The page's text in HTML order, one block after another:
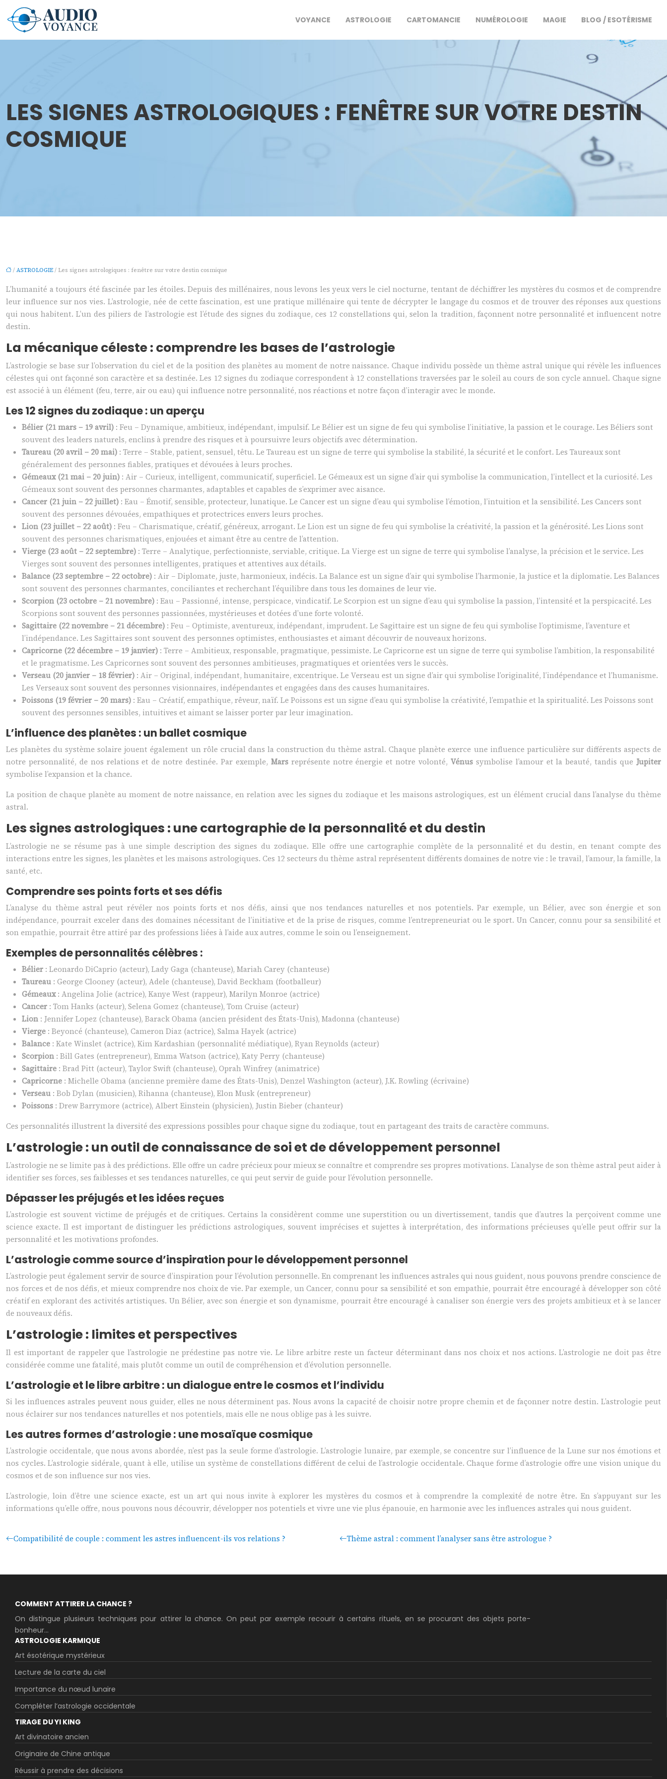
VOYANCE ASTROLOGIE CARTOMANCIE NUMÉROLOGIE MAGIE BLOG / ESOTÉRISME
LES SIGNES ASTROLOGIQUES : FENÊTRE SUR VOTRE DESTIN
COSMIQUE
/ ASTROLOGIE / Les signes astrologiques : fenêtre sur votre destin cosmique
L’humanité a toujours été fascinée par les étoiles. Depuis des millénaires, nous levons les yeux vers le ciel nocturne, tentant de déchiffrer les mystères du cosmos et de comprendre
leur influence sur nos vies. L’astrologie, née de cette fascination, est une pratique millénaire qui tente de décrypter le langage du cosmos et de trouver des réponses aux questions
qui nous habitent. L’un des piliers de l’astrologie est l’étude des signes du zodiaque, ces 12 constellations qui, selon la tradition, façonnent notre personnalité et influencent notre
destin.
La mécanique céleste : comprendre les bases de l’astrologie
L’astrologie se base sur l’observation du ciel et de la position des planètes au moment de notre naissance. Chaque individu possède un thème astral unique qui révèle les influences
célestes qui ont façonné son caractère et sa destinée. Les 12 signes du zodiaque correspondent à 12 constellations traversées par le soleil au cours de son cycle annuel. Chaque signe
est associé à un élément (feu, terre, air ou eau) qui influence notre personnalité, nos réactions et notre façon d’interagir avec le monde.
Les 12 signes du zodiaque : un aperçu
Bélier (21 mars – 19 avril) : Feu – Dynamique, ambitieux, indépendant, impulsif. Le Bélier est un signe de feu qui symbolise l’initiative, la passion et le courage. Les Béliers sont
souvent des leaders naturels, enclins à prendre des risques et à poursuivre leurs objectifs avec détermination.
Taureau (20 avril – 20 mai) : Terre – Stable, patient, sensuel, têtu. Le Taureau est un signe de terre qui symbolise la stabilité, la sécurité et le confort. Les Taureaux sont
généralement des personnes fiables, pratiques et dévouées à leurs proches.
Gémeaux (21 mai – 20 juin) : Air – Curieux, intelligent, communicatif, superficiel. Le Gémeaux est un signe d’air qui symbolise la communication, l’intellect et la curiosité. Les
Gémeaux sont souvent des personnes charmantes, adaptables et capables de s’exprimer avec aisance.
Cancer (21 juin – 22 juillet) : Eau – Émotif, sensible, protecteur, lunatique. Le Cancer est un signe d’eau qui symbolise l’émotion, l’intuition et la sensibilité. Les Cancers sont
souvent des personnes dévouées, empathiques et protectrices envers leurs proches.
Lion (23 juillet – 22 août) : Feu – Charismatique, créatif, généreux, arrogant. Le Lion est un signe de feu qui symbolise la créativité, la passion et la générosité. Les Lions sont
souvent des personnes charismatiques, enjouées et aimant être au centre de l’attention.
Vierge (23 août – 22 septembre) : Terre – Analytique, perfectionniste, serviable, critique. La Vierge est un signe de terre qui symbolise l’analyse, la précision et le service. Les
Vierges sont souvent des personnes intelligentes, pratiques et attentives aux détails.
Balance (23 septembre – 22 octobre) : Air – Diplomate, juste, harmonieux, indécis. La Balance est un signe d’air qui symbolise l’harmonie, la justice et la diplomatie. Les Balances
sont souvent des personnes charmantes, conciliantes et recherchant l’équilibre dans tous les domaines de leur vie.
Scorpion (23 octobre – 21 novembre) : Eau – Passionné, intense, perspicace, vindicatif. Le Scorpion est un signe d’eau qui symbolise la passion, l’intensité et la perspicacité. Les
Scorpions sont souvent des personnes passionnées, mystérieuses et dotées d’une forte volonté.
Sagittaire (22 novembre – 21 décembre) : Feu – Optimiste, aventureux, indépendant, imprudent. Le Sagittaire est un signe de feu qui symbolise l’optimisme, l’aventure et
l’indépendance. Les Sagittaires sont souvent des personnes optimistes, enthousiastes et aimant découvrir de nouveaux horizons.
Capricorne (22 décembre – 19 janvier) : Terre – Ambitieux, responsable, pragmatique, pessimiste. Le Capricorne est un signe de terre qui symbolise l’ambition, la responsabilité
et le pragmatisme. Les Capricornes sont souvent des personnes ambitieuses, pragmatiques et orientées vers le succès.
Verseau (20 janvier – 18 février) : Air – Original, indépendant, humanitaire, excentrique. Le Verseau est un signe d’air qui symbolise l’originalité, l’indépendance et l’humanisme.
Les Verseaux sont souvent des personnes visionnaires, indépendantes et engagées dans des causes humanitaires.
Poissons (19 février – 20 mars) : Eau – Créatif, empathique, rêveur, naïf. Le Poissons est un signe d’eau qui symbolise la créativité, l’empathie et la spiritualité. Les Poissons sont
souvent des personnes sensibles, intuitives et aimant se laisser porter par leur imagination.
L’influence des planètes : un ballet cosmique
Les planètes du système solaire jouent également un rôle crucial dans la construction du thème astral. Chaque planète exerce une influence particulière sur différents aspects de
notre personnalité, de nos relations et de notre destinée. Par exemple, Mars représente notre énergie et notre volonté, Vénus symbolise l’amour et la beauté, tandis queJupiter
symbolise l’expansion et la chance.
La position de chaque planète au moment de notre naissance, en relation avec les signes du zodiaque et les maisons astrologiques, est un élément crucial dans l’analyse du thème
astral.
Les signes astrologiques : une cartographie de la personnalité et du destin
L’astrologie ne se résume pas à une simple description des signes du zodiaque. Elle offre une cartographie complète de la personnalité et du destin, en tenant compte des
interactions entre les signes, les planètes et les maisons astrologiques. Ces 12 secteurs du thème astral représentent différents domaines de notre vie : le travail, l’amour, la famille, la
santé, etc.
Comprendre ses points forts et ses défis
L’analyse du thème astral peut révéler nos points forts et nos défis, ainsi que nos tendances naturelles et nos potentiels. Par exemple, un Bélier, avec son énergie et son
indépendance, pourrait exceler dans des domaines nécessitant de l’initiative et de la prise de risques, comme l’entrepreneuriat ou le sport. Un Cancer, connu pour sa sensibilité et
son empathie, pourrait être attiré par des professions liées à l’aide aux autres, comme le soin ou l’enseignement.
Exemples de personnalités célèbres :
Bélier : Leonardo DiCaprio (acteur), Lady Gaga (chanteuse), Mariah Carey (chanteuse)
Taureau : George Clooney (acteur), Adele (chanteuse), David Beckham (footballeur)
Gémeaux: Angelina Jolie (actrice), Kanye West (rappeur), Marilyn Monroe (actrice)
Cancer : Tom Hanks (acteur), Selena Gomez (chanteuse), Tom Cruise (acteur)
Lion : Jennifer Lopez (chanteuse), Barack Obama (ancien président des États-Unis), Madonna (chanteuse)
Vierge : Beyoncé (chanteuse), Cameron Diaz (actrice), Salma Hayek (actrice)
Balance : Kate Winslet (actrice), Kim Kardashian (personnalité médiatique), Ryan Reynolds (acteur)
Scorpion : Bill Gates (entrepreneur), Emma Watson (actrice), Katy Perry (chanteuse)
Sagittaire : Brad Pitt (acteur), Taylor Swift (chanteuse), Oprah Winfrey (animatrice)
Capricorne : Michelle Obama (ancienne première dame des États-Unis), Denzel Washington (acteur), J.K. Rowling (écrivaine)
Verseau : Bob Dylan (musicien), Rihanna (chanteuse), Elon Musk (entrepreneur)
Poissons : Drew Barrymore (actrice), Albert Einstein (physicien), Justin Bieber (chanteur)
Ces personnalités illustrent la diversité des expressions possibles pour chaque signe du zodiaque, tout en partageant des traits de caractère communs.
L’astrologie : un outil de connaissance de soi et de développement personnel
L’astrologie ne se limite pas à des prédictions. Elle offre un cadre précieux pour mieux se connaître et comprendre ses propres motivations. L’analyse de son thème astral peut aider à
identifier ses forces, ses faiblesses et ses tendances naturelles, ce qui peut servir de guide pour l’évolution personnelle.
Dépasser les préjugés et les idées reçues
L’astrologie est souvent victime de préjugés et de critiques. Certains la considèrent comme une superstition ou un divertissement, tandis que d’autres la perçoivent comme une
science exacte. Il est important de distinguer les prédictions astrologiques, souvent imprécises et sujettes à interprétation, des informations précieuses qu’elle peut offrir sur la
personnalité et les motivations profondes.
L’astrologie comme source d’inspiration pour le développement personnel
L’astrologie peut également servir de source d’inspiration pour l’évolution personnelle. En comprenant les influences astrales qui nous guident, nous pouvons prendre conscience de
nos forces et de nos défis, et mieux comprendre nos choix de vie. Par exemple, un Cancer, connu pour sa sensibilité et son empathie, pourrait être encouragé à développer son côté
créatif en explorant des activités artistiques. Un Bélier, avec son énergie et son dynamisme, pourrait être encouragé à canaliser son énergie vers des projets ambitieux et à se lancer
de nouveaux défis.
L’astrologie : limites et perspectives
Il est important de rappeler que l’astrologie ne prédestine pas notre vie. Le libre arbitre reste un facteur déterminant dans nos choix et nos actions. L’astrologie ne doit pas être
considérée comme une fatalité, mais plutôt comme un outil de compréhension et d’évolution personnelle.
L’astrologie et le libre arbitre : un dialogue entre le cosmos et l’individu
Si les influences astrales peuvent nous guider, elles ne nous déterminent pas. Nous avons la capacité de choisir notre propre chemin et de façonner notre destin. L’astrologie peut
nous éclairer sur nos tendances naturelles et nos potentiels, mais elle ne nous oblige pas à les suivre.
Les autres formes d’astrologie : une mosaïque cosmique
L’astrologie occidentale, que nous avons abordée, n’est pas la seule forme d’astrologie. L’astrologie lunaire, par exemple, se concentre sur l’influence de la Lune sur nos émotions et
nos cycles. L’astrologie sidérale, quant à elle, utilise un système de constellations différent de celui de l’astrologie occidentale. Chaque forme d’astrologie offre une vision unique du
cosmos et de son influence sur nos vies.
L’astrologie, loin d’être une science exacte, est un art qui nous invite à explorer les mystères du cosmos et à comprendre la complexité de notre être. En s’appuyant sur les
informations qu’elle offre, nous pouvons nous découvrir, développer nos potentiels et vivre une vie plus épanouie, en harmonie avec les influences astrales qui nous guident.
Compatibilité de couple : comment les astres influencent-ils vos relations ? Thème astral : comment l’analyser sans être astrologue ?
COMMENT ATTIRER LA CHANCE ?
On distingue plusieurs techniques pour attirer la chance. On peut par exemple recourir à certains rituels, en se procurant des objets porte-
bonheur...
ASTROLOGIE KARMIQUE
Art ésotérique mystérieux
Lecture de la carte du ciel
Importance du nœud lunaire
Compléter l’astrologie occidentale
TIRAGE DU YI KING
Art divinatoire ancien
Originaire de Chine antique
Réussir à prendre des décisions